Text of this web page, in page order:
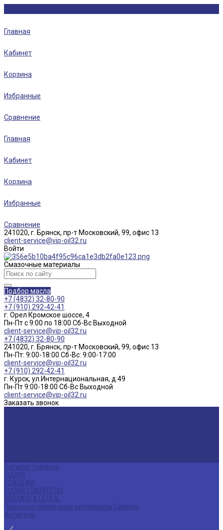
Главная
Кабинет
Корзина
Избранные
Сравнение
Главная
Кабинет
Корзина
Избранные
Сравнение
241020, г. Брянск, пр-т Московский, 99, офис 13
client-service@vip-oil32.ru
Войти
Смазочные материалы
Подбор масла
+7 (4832) 32-80-90
+7 (910) 292-42-41
г. Орел Кромское шоссе, 4
Пн-Пт с 9:00 по 18:00 Cб-Вс Выходной
client-service@vip-oil32.ru
+7 (4832) 32-80-90
241020, г. Брянск, пр-т Московский, 99, офис 13
Пн-Пт: 9:00-18:00 Cб-Вс: 9:00-17:00
client-service@vip-oil32.ru
+7 (910) 292-42-41
г. Курск, ул.Интернациональная, д.49
Пн-Пт 9:00-18:00 Cб-Вс Выходной
client-service@vip-oil32.ru
Заказать звонок
Каталог товаров
FUCHS
FOXGEAR
FUCHS LUBRITECH
BREMER & LEGUIL
Пищевые смазочные материалы Cassida
Антигель